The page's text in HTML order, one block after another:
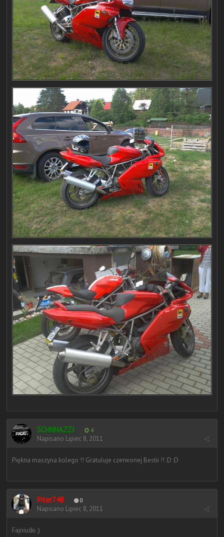
SCHNNAZZI 4
Napisano Lipiec 8, 2011
Piękna maszyna kolego !! Gratuluje czerwonej Bestii !! :D :D
Piter748 0
Napisano Lipiec 8, 2011
Fajniuśki ;)